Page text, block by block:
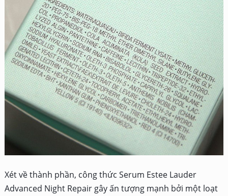
Xét về thành phần, công thức Serum Estee Lauder
Advanced Night Repair gây ấn tượng mạnh bởi một loạt